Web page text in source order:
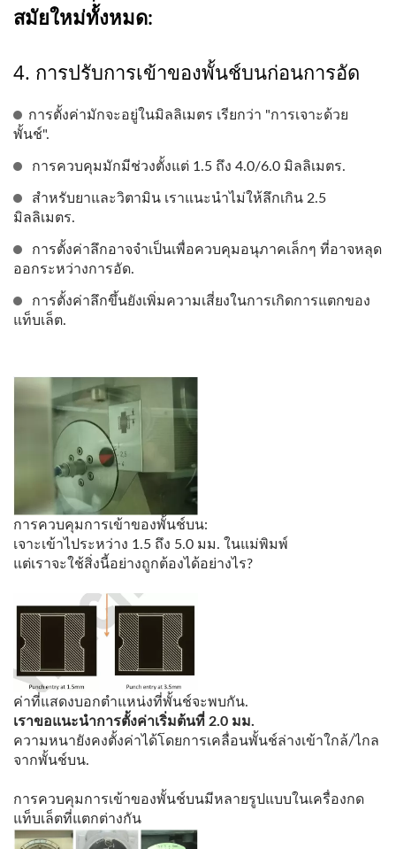
สมัยใหม่ทั้งหมด:
4. การปรับการเข้าของพั้นช์บนก่อนการอัด
การตั้งค่ามักจะอยู่ในมิลลิเมตร เรียกว่า "การเจาะด้วย
พั้นช์".
การควบคุมมักมีช่วงตั้งแต่ 1.5 ถึง 4.0/6.0 มิลลิเมตร.
สำหรับยาและวิตามิน เราแนะนำไม่ให้ลึกเกิน 2.5
มิลลิเมตร.
การตั้งค่าลึกอาจจำเป็นเพื่อควบคุมอนุภาคเล็กๆ ที่อาจหลุด
ออกระหว่างการอัด.
การตั้งค่าลึกขึ้นยังเพิ่มความเสี่ยงในการเกิดการแตกของ
แท็บเล็ต.
การควบคุมการเข้าของพั้นช์บน:
เจาะเข้าไประหว่าง 1.5 ถึง 5.0 มม. ในแม่พิมพ์
แต่เราจะใช้สิ่งนี้อย่างถูกต้องได้อย่างไร?
ค่าที่แสดงบอกตำแหน่งที่พั้นช์จะพบกัน.
เราขอแนะนำการตั้งค่าเริ่มต้นที่ 2.0 มม.
ความหนายังคงตั้งค่าได้โดยการเคลื่อนพั้นช์ล่างเข้าใกล้/ไกล
จากพั้นช์บน.
การควบคุมการเข้าของพั้นช์บนมีหลายรูปแบบในเครื่องกด
แท็บเล็ตที่แตกต่างกัน